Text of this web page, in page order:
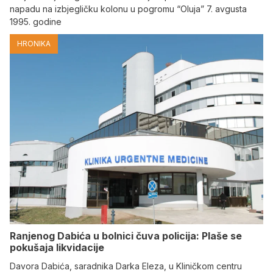
napadu na izbjegličku kolonu u pogromu “Oluja” 7. avgusta
1995. godine
HRONIKA
Ranjenog Dabića u bolnici čuva policija: Plaše se
pokušaja likvidacije
Davora Dabića, saradnika Darka Eleza, u Kliničkom centru